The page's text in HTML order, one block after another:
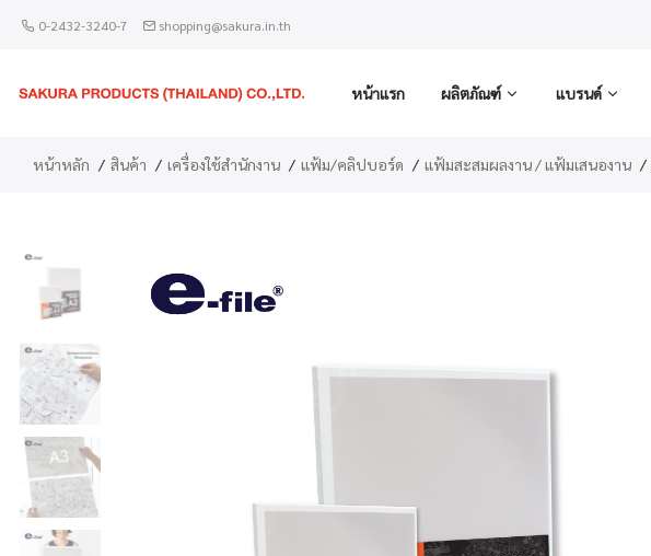
0-2432-3240-7 shopping@sakura.in.th
หน้าแรก ผลิตภัณฑ์ แบรนด์
หน้าหลัก สินค้า เครื่องใช้สำนักงาน แฟ้ม/คลิปบอร์ด แฟ้มสะสมผลงาน / แฟ้มเสนองาน